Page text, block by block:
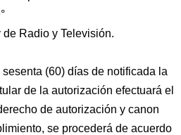
Radio y Televisión.
(60) días de notificada la
de la autorización efectuará el
de autorización y canon
se procederá de acuerdo